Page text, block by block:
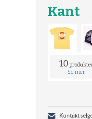
Kant
10
Se mer
Kontakt